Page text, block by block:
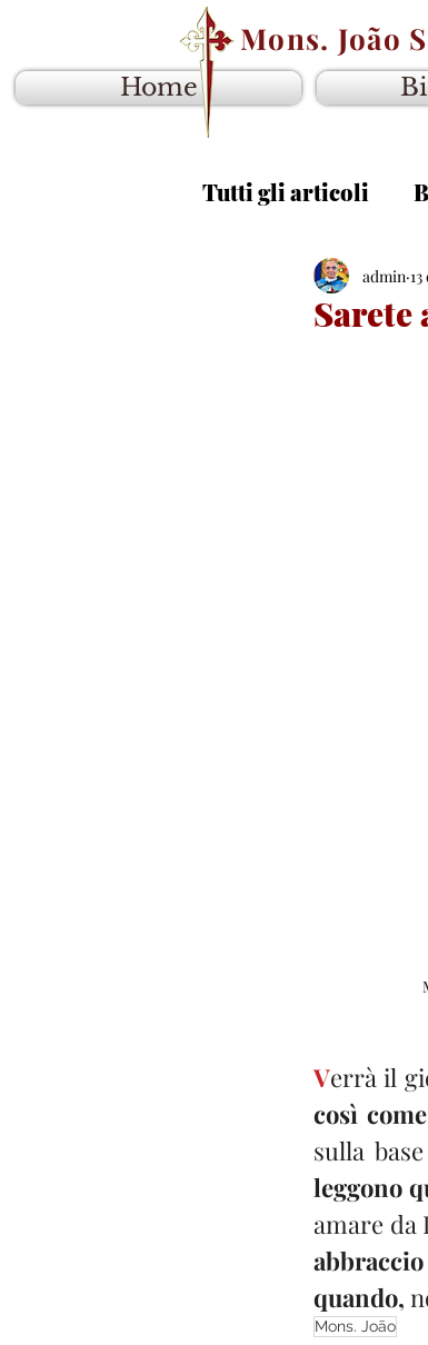
Mons. João
Home
Tutti gli articoli
Vangelo anno B
Sarete
admin
Verrà il
così
sulla
leggono
amare da
quando,
Mons. João